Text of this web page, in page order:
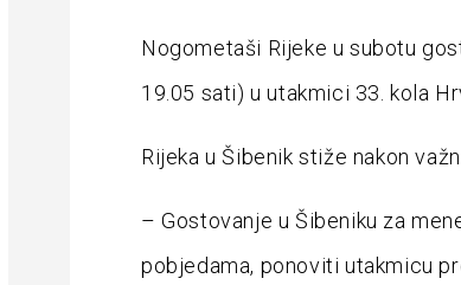
Nogometaši Rijeke u subotu
19.05 sati) u utakmici 33. kola
Rijeka u Šibenik stiže nakon
– Gostovanje u Šibeniku za
pobjedama, ponoviti utakmicu